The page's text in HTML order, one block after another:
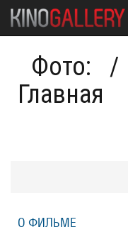
Фото:
Главная
/
О ФИЛЬМЕ